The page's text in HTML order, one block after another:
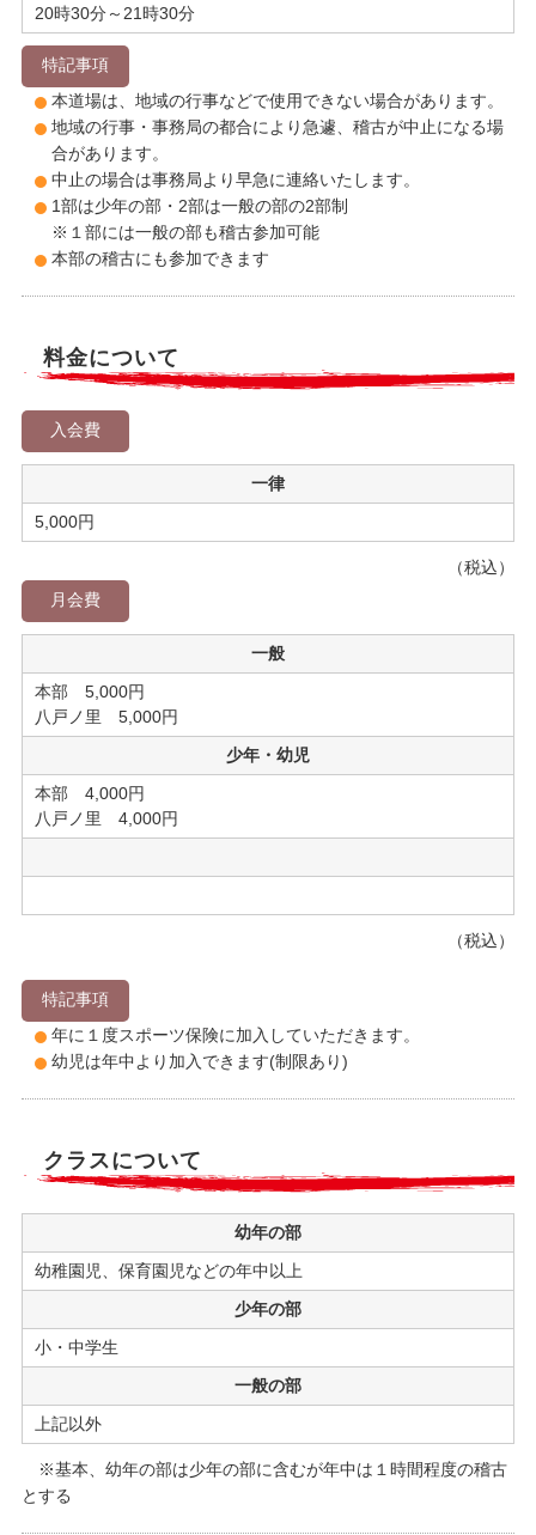
20時30分～21時30分
特記事項
本道場は、地域の行事などで使用できない場合があります。
地域の行事・事務局の都合により急遽、稽古が中止になる場
合があります。
中止の場合は事務局より早急に連絡いたします。
1部は少年の部・2部は一般の部の2部制
※１部には一般の部も稽古参加可能
本部の稽古にも参加できます
料金について
入会費
一律
5,000円
（税込）
月会費
一般
本部 5,000円
八戸ノ里 5,000円
少年・幼児
本部 4,000円
八戸ノ里 4,000円
（税込）
特記事項
年に１度スポーツ保険に加入していただきます。
幼児は年中より加入できます(制限あり)
クラスについて
幼年の部
幼稚園児、保育園児などの年中以上
少年の部
小・中学生
一般の部
上記以外
※基本、幼年の部は少年の部に含むが年中は１時間程度の稽古
とする